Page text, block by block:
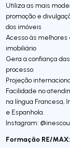
Utiliza as mais
promoção e
dos imóveis
Acesso às
imobiliário
Gera a confiança
processo
Projeção
Facilidade no
na língua Francesa,
e Espanhola.
Instagram:
Formação RE/MAX: